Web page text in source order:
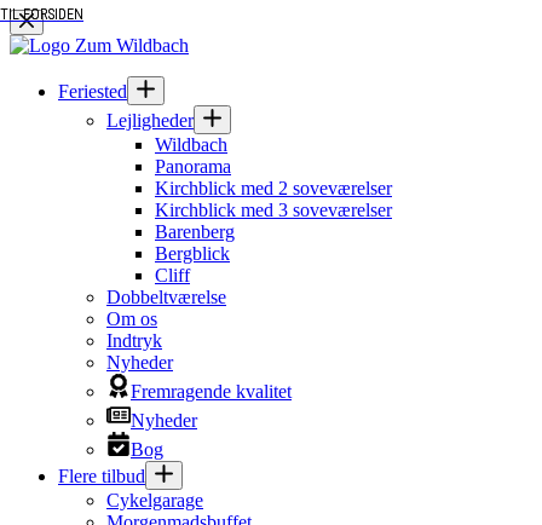
Fortsæt
til
indhold
Feriested
Lejligheder
Wildbach
Panorama
Kirchblick med 2 soveværelser
Kirchblick med 3 soveværelser
Barenberg
Bergblick
Cliff
Dobbeltværelse
Om os
Indtryk
Nyheder
Fremragende kvalitet
Nyheder
Bog
Flere tilbud
Cykelgarage
TIL FORSIDEN
TIL FORSIDEN